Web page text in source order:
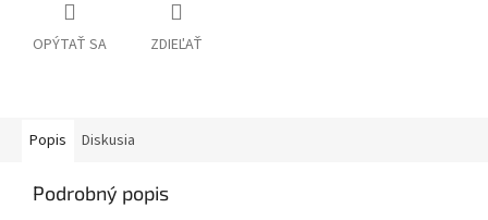
OPÝTAŤ SA ZDIEĽAŤ
Popis Diskusia
Podrobný popis